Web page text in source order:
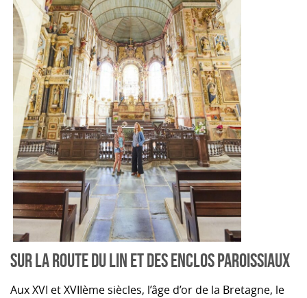
SUR LA ROUTE DU LIN ET DES ENCLOS PAROISSIAUX
Aux XVI et XVIIème siècles, l’âge d’or de la Bretagne, le